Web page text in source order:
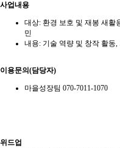
사업내용
대상: 환경 보호 및 재봉 새활
민
내용: 기술 역량 및 창작 활동
이용문의(담당자)
마을성장팀 070-7011-1070
위드업